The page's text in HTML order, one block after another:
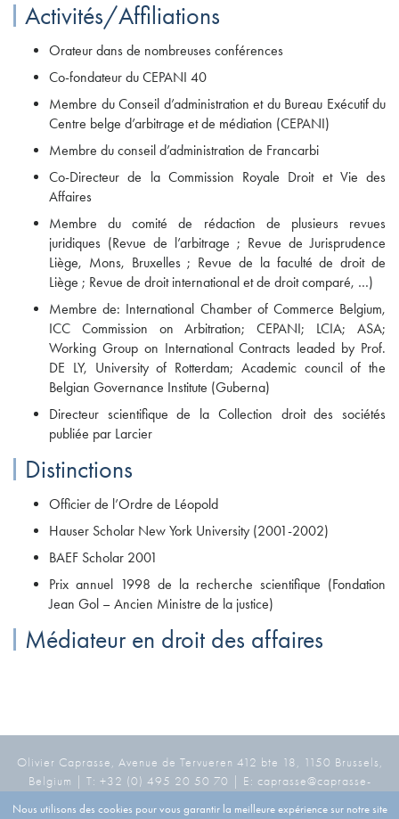
Activités/Affiliations
Orateur dans de nombreuses conférences
Co-fondateur du CEPANI 40
Membre du Conseil d’administration et du Bureau Exécutif du
Centre belge d’arbitrage et de médiation (CEPANI)
Membre du conseil d’administration de Francarbi
Co-Directeur de la Commission Royale Droit et Vie des
Affaires
Membre du comité de rédaction de plusieurs revues
juridiques (Revue de l’arbitrage ; Revue de Jurisprudence
Liège, Mons, Bruxelles ; Revue de la faculté de droit de
Liège ; Revue de droit international et de droit comparé, …)
Membre de: International Chamber of Commerce Belgium,
ICC Commission on Arbitration; CEPANI; LCIA; ASA;
Working Group on International Contracts leaded by Prof.
DE LY, University of Rotterdam; Academic council of the
Belgian Governance Institute (Guberna)
Directeur scientifique de la Collection droit des sociétés
publiée par Larcier
Distinctions
Officier de l’Ordre de Léopold
Hauser Scholar New York University (2001-2002)
BAEF Scholar 2001
Prix annuel 1998 de la recherche scientifique (Fondation
Jean Gol – Ancien Ministre de la justice)
Médiateur en droit des affaires
Olivier Caprasse, Avenue de Tervueren 412 bte 18, 1150 Brussels,
Belgium | T: +32 (0) 495 20 50 70 | E: caprasse@caprasse-
Nous utilisons des cookies pour vous garantir la meilleure expérience sur notre site